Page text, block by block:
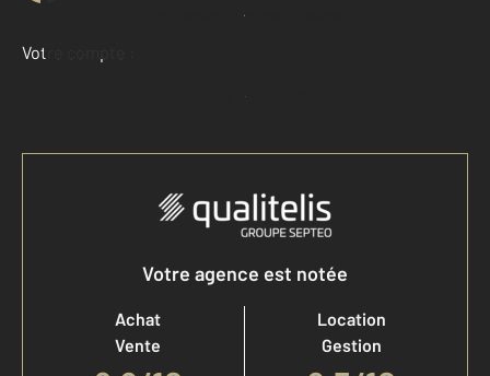
Demander une estimation
Votre compte :
Accéder à mon compte
Votre agence est notée
Achat
Vente
Location
Gestion